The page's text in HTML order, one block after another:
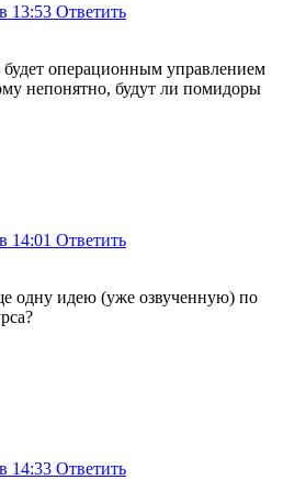
13:53 Ответить
операционным управлением
непонятно, будут ли помидоры
14:01 Ответить
одну идею (уже озвученную) по
14:33 Ответить